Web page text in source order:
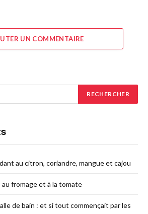
UN COMMENTAIRE
au citron, coriandre, mangue et cajou
fromage et à la tomate
de bain : et si tout commençait par les